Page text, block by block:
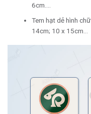
6cm….
Tem hạt dẻ hình
14cm; 10 x 15cm…